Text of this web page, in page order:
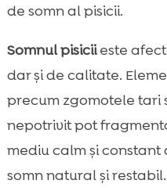
de somn al pisicii.
Somnul pisiciieste
dar și de calitate.
precum zgomotele tari
nepotrivit pot
mediu calm și
somn natural și restabil.